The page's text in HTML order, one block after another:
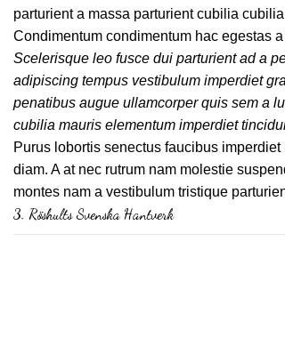
parturient a massa parturient cubilia
Condimentum condimentum hac egestas
Scelerisque leo fusce dui parturient ad a
adipiscing tempus vestibulum imperdiet
penatibus augue ullamcorper quis sem a
cubilia mauris elementum imperdiet
Purus lobortis senectus faucibus
diam. A at nec rutrum nam molestie
montes nam a vestibulum tristique
3. Röshults Svenska Hantverk